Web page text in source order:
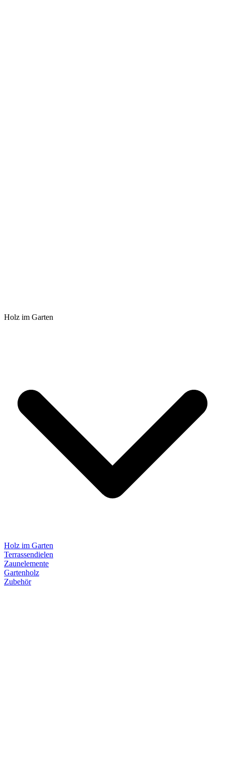
Holz im Garten
Holz im Garten
Terrassendielen
Zaunelemente
Gartenholz
Zubehör